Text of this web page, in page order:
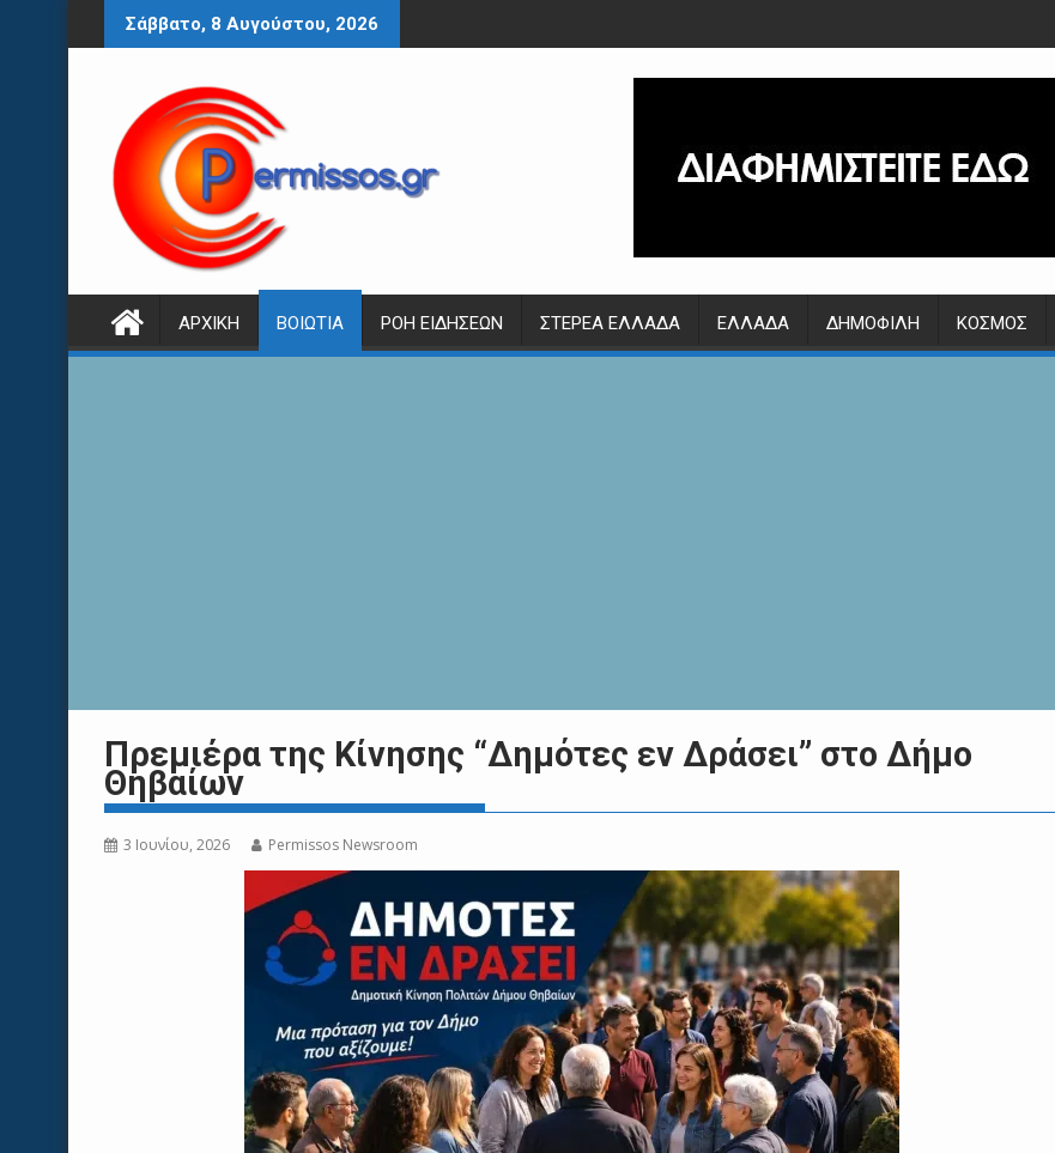
Περάστε
στο
Σάββατο, 8 Αυγούστου, 2026
ΑΡΧΙΚΉ ΒΟΙΩΤΊΑ ΡΟΉ ΕΙΔΉΣΕΩΝ ΣΤΕΡΕΆ ΕΛΛΆΔΑ ΕΛΛΆΔΑ ΔΗΜΟΦΙΛΉ ΚΌΣΜΟΣ
Πρεμιέρα της Κίνησης “Δημότες εν Δράσει” στο Δήμο
Θηβαίων
3 Ιουνίου, 2026 Permissos Newsroom